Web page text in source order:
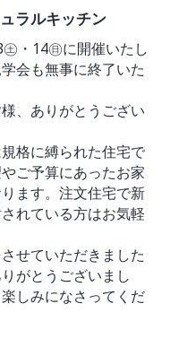
ラルキッチン
・14㊐に開催いたし
会も無事に終了いた
、ありがとうござい
格に縛られた住宅で
ご予算にあったお家
ます。注文住宅で新
れている方はお気軽
せていただきました
がとうございまし
しみになさってくだ